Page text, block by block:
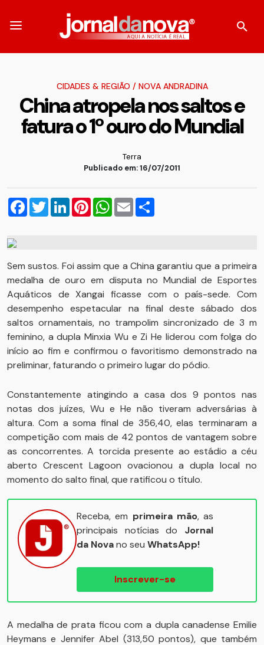
CIDADES & REGIÃO / NOVA ANDRADINA
China atropela nos saltos e
fatura o 1º ouro do Mundial
Terra
Publicado em: 16/07/2011
Facebook
TwitterLinkedInPinterestWhatsApp
Email
Sem sustos. Foi assim que a China garantiu que a primeira
medalha de ouro em disputa no Mundial de Esportes
Aquáticos de Xangai ficasse com o país-sede. Com
desempenho espetacular na final deste sábado dos
saltos ornamentais, no trampolim sincronizado de 3 m
feminino, a dupla Minxia Wu e Zi He liderou com folga do
início ao fim e confirmou o favoritismo demonstrado na
preliminar, faturando o primeiro lugar do pódio.
Constantemente atingindo a casa dos 9 pontos nas
notas dos juízes, Wu e He não tiveram adversárias à
altura. Com a soma final de 356,40, elas terminaram a
competição com mais de 42 pontos de vantagem sobre
as concorrentes. A torcida presente ao estádio a céu
aberto Crescent Lagoon ovacionou a dupla local no
momento do salto final, que ratificou o título.
Receba, em primeira mão, as
principais notícias do Jornal
da Novano seu WhatsApp!
Inscrever-se
A medalha de prata ficou com a dupla canadense Emilie
Heymans e Jennifer Abel (313,50 pontos), que também